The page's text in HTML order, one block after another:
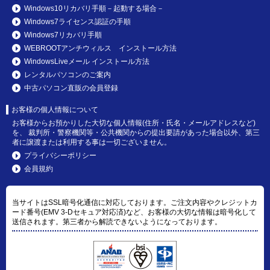
Windows10リカバリ手順－起動する場合－
Windows7ライセンス認証の手順
Windows7リカバリ手順
WEBROOTアンチウィルス インストール方法
WindowsLiveメール インストール方法
レンタルパソコンのご案内
中古パソコン直販の会員登録
お客様の個人情報について
お客様からお預かりした大切な個人情報(住所・氏名・メールアドレスなど)
を、 裁判所・警察機関等・公共機関からの提出要請があった場合以外、第三
者に譲渡または利用する事は一切ございません。
プライバシーポリシー
会員規約
当サイトはSSL暗号化通信に対応しております。ご注文内容やクレジットカ
ード番号(EMV 3-Dセキュア対応済)など、お客様の大切な情報は暗号化して
送信されます。第三者から解読できないようになっております。